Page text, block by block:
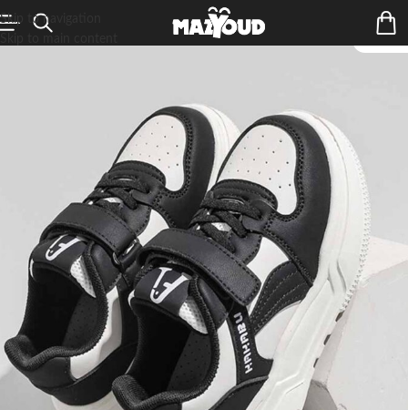
Skip to navigation